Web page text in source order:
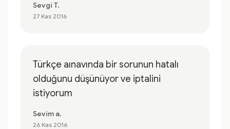
Sevgi T.
27 Kas 2016
Türkçe aınavında bir sorunun hatalı
olduğunu düşünüyor ve iptalini
istiyorum
Sevim a.
26 Kas 2016